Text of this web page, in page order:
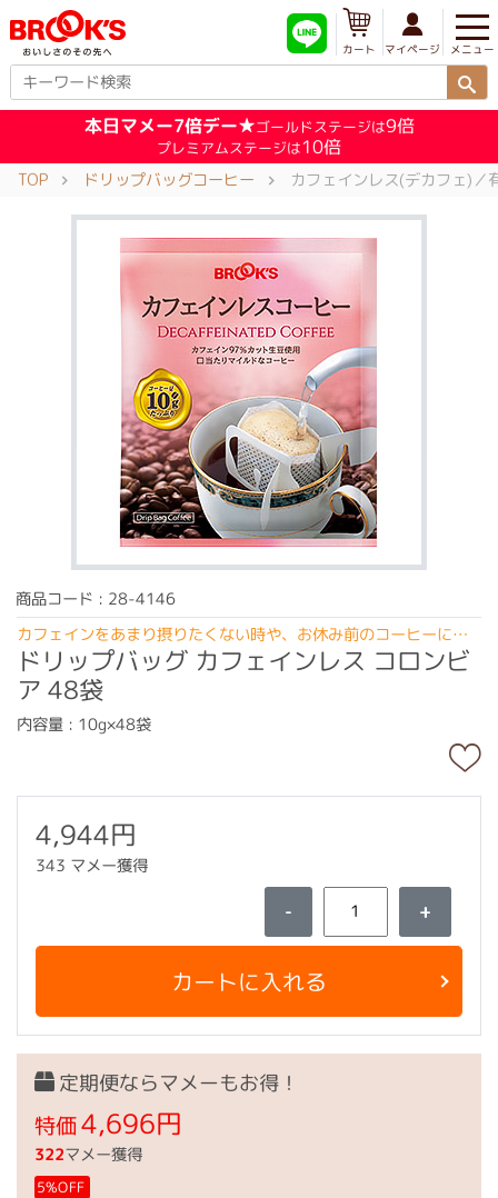
メニュー
マイページ
カート
本日マメー7倍デー★ゴールドステージは9倍
プレミアムステージは10倍
TOP ドリップバッグコーヒー カフェインレス(デカフェ)／
商品コード : 28-4146
カフェインをあまり摂りたくない時や、お休み前のコーヒーに…
ドリップバッグ カフェインレス コロンビ
ア 48袋
内容量 : 10g×48袋
4,944円
343 マメー獲得
- +
カートに入れる
定期便ならマメーもお得！
特価4,696円
322マメー獲得
5%OFF